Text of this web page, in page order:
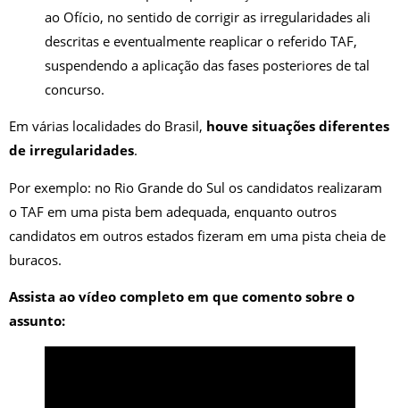
ao Ofício, no sentido de corrigir as irregularidades ali
descritas e eventualmente reaplicar o referido TAF,
suspendendo a aplicação das fases posteriores de tal
concurso.
Em várias localidades do Brasil, houve situações diferentes
de irregularidades.
Por exemplo: no Rio Grande do Sul os candidatos realizaram
o TAF em uma pista bem adequada, enquanto outros
candidatos em outros estados fizeram em uma pista cheia de
buracos.
Assista ao vídeo completo em que comento sobre o
assunto: